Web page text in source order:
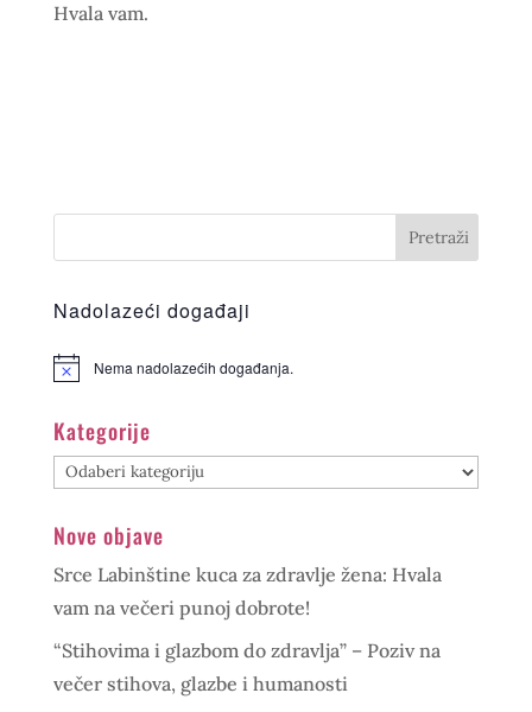
Hvala vam.
Nadolazeći događaji
Nema nadolazećih događanja.
Kategorije
Kategorije
Nove objave
Srce Labinštine kuca za zdravlje žena: Hvala
vam na večeri punoj dobrote!
“Stihovima i glazbom do zdravlja” – Poziv na
večer stihova, glazbe i humanosti